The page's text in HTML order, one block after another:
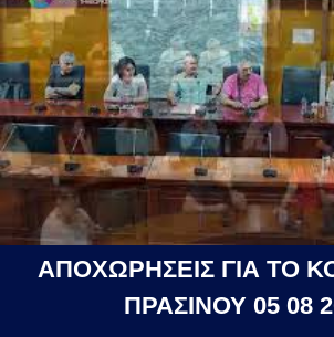
ΑΠΟΧΩΡΗΣΕΙΣ ΓΙΑ ΤΟ
ΠΡΑΣΙΝΟΥ 05 08